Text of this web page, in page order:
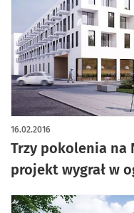
Trzy pokolenia na
projekt wygrał w
16.02.2016